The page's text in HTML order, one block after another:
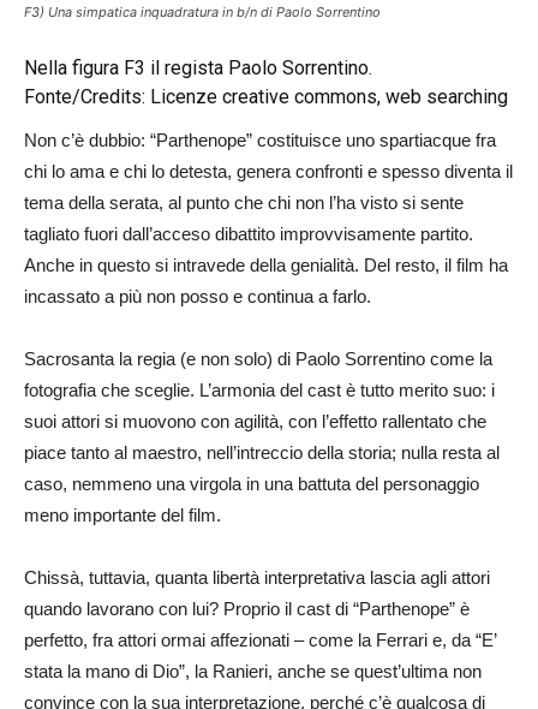
F3) Una simpatica inquadratura in b/n di Paolo Sorrentino
Nella figura F3 il regista Paolo Sorrentino.
Fonte/Credits: Licenze creative commons, web searching
Non c’è dubbio: “Parthenope” costituisce uno spartiacque fra
chi lo ama e chi lo detesta, genera confronti e spesso diventa il
tema della serata, al punto che chi non l’ha visto si sente
tagliato fuori dall’acceso dibattito improvvisamente partito.
Anche in questo si intravede della genialità. Del resto, il film ha
incassato a più non posso e continua a farlo.
Sacrosanta la regia (e non solo) di Paolo Sorrentino come la
fotografia che sceglie. L’armonia del cast è tutto merito suo: i
suoi attori si muovono con agilità, con l’effetto rallentato che
piace tanto al maestro, nell’intreccio della storia; nulla resta al
caso, nemmeno una virgola in una battuta del personaggio
meno importante del film.
Chissà, tuttavia, quanta libertà interpretativa lascia agli attori
quando lavorano con lui? Proprio il cast di “Parthenope” è
perfetto, fra attori ormai affezionati – come la Ferrari e, da “E’
stata la mano di Dio”, la Ranieri, anche se quest’ultima non
convince con la sua interpretazione, perché c’è qualcosa di